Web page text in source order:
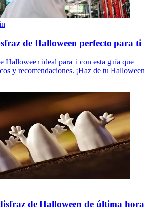
de Halloween perfecto para ti
Halloween ideal para ti con esta guía que
y recomendaciones. ¡Haz de tu Halloween
de Halloween de última hora